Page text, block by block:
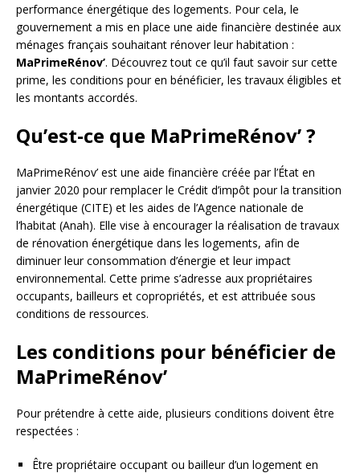
performance énergétique des logements. Pour cela, le
gouvernement a mis en place une aide financière destinée aux
ménages français souhaitant rénover leur habitation :
MaPrimeRénov’. Découvrez tout ce qu’il faut savoir sur cette
prime, les conditions pour en bénéficier, les travaux éligibles et
les montants accordés.
Qu’est-ce que MaPrimeRénov’ ?
MaPrimeRénov’ est une aide financière créée par l’État en
janvier 2020 pour remplacer le Crédit d’impôt pour la transition
énergétique (CITE) et les aides de l’Agence nationale de
l’habitat (Anah). Elle vise à encourager la réalisation de travaux
de rénovation énergétique dans les logements, afin de
diminuer leur consommation d’énergie et leur impact
environnemental. Cette prime s’adresse aux propriétaires
occupants, bailleurs et copropriétés, et est attribuée sous
conditions de ressources.
Les conditions pour bénéficier de
MaPrimeRénov’
Pour prétendre à cette aide, plusieurs conditions doivent être
respectées :
Être propriétaire occupant ou bailleur d’un logement en